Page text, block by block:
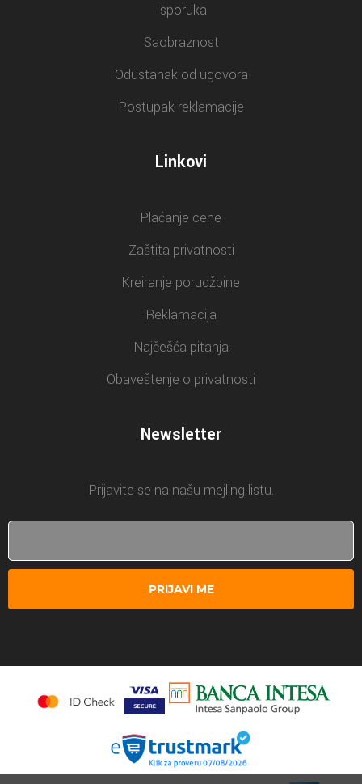
Isporuka
Saobraznost
Odustanak od ugovora
Postupak reklamacije
Linkovi
Plaćanje cene
Zaštita privatnosti
Kreiranje porudžbine
Reklamacija
Najčešća pitanja
Obaveštenje o privatnosti
Newsletter
Prijavite se na našu mejling listu.
PRIJAVI ME